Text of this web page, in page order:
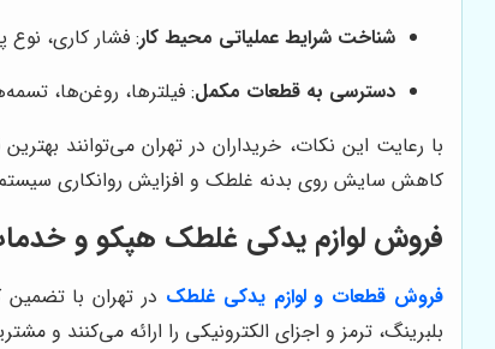
شناخت شرایط عملیاتی محیط کار: فشار کاری،
دسترسی به قطعات مکمل: فیلترها، روغن‌ها،
با رعایت این نکات، خریداران در تهران می‌توانند
کاهش سایش روی بدنه غلطک و افزایش روانکاری
فروش لوازم یدکی غلطک هپکو و
فروش قطعات و لوازم یدکی غلطک در تهران با
بلبرینگ، ترمز و اجزای الکترونیکی را ارائه می‌کنند و